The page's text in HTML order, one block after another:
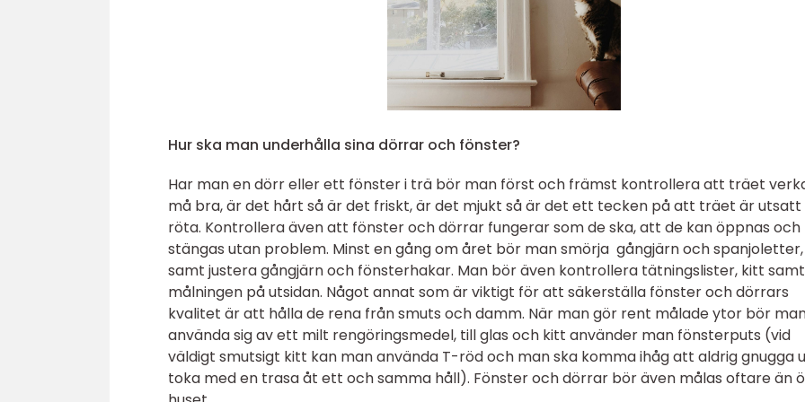
Hur ska man underhålla sina dörrar och fönster?
Har man en dörr eller ett fönster i trä bör man först och främst kontrollera att träet
må bra, är det hårt så är det friskt, är det mjukt så är det ett tecken på att träet är
röta. Kontrollera även att fönster och dörrar fungerar som de ska, att de kan öppnas och
stängas utan problem. Minst en gång om året bör man smörja gångjärn och spanjoletter,
samt justera gångjärn och fönsterhakar. Man bör även kontrollera tätningslister, kitt samt
målningen på utsidan. Något annat som är viktigt för att säkerställa fönster och dörrars
kvalitet är att hålla de rena från smuts och damm. När man gör rent målade ytor bör
använda sig av ett milt rengöringsmedel, till glas och kitt använder man fönsterputs (vid
väldigt smutsigt kitt kan man använda T-röd och man ska komma ihåg att aldrig gnugga
toka med en trasa åt ett och samma håll). Fönster och dörrar bör även målas oftare än